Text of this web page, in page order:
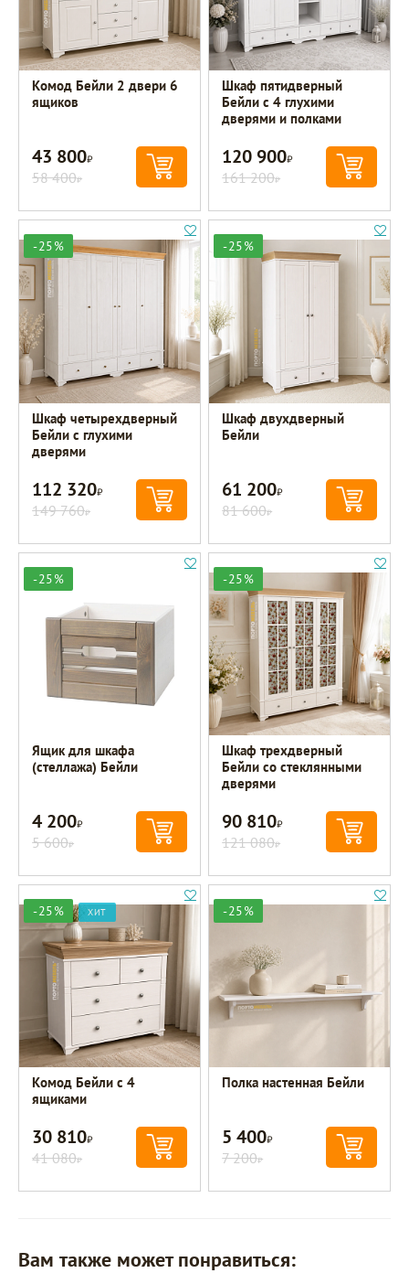
Комод Бейли 2 двери 6
ящиков
43 800Р
58 400Р
Шкаф пятидверный
Бейли с 4 глухими
дверями и полками
120 900Р
161 200Р
-25%
Шкаф четырехдверный
Бейли с глухими
дверями
112 320Р
149 760Р
-25%
Шкаф двухдверный
Бейли
61 200Р
81 600Р
-25%
Ящик для шкафа
(стеллажа) Бейли
4 200Р
5 600Р
-25%
Шкаф трехдверный
Бейли со стеклянными
дверями
90 810Р
121 080Р
-25% ХИТ
Комод Бейли с 4
ящиками
30 810Р
41 080Р
-25%
Полка настенная Бейли
5 400Р
7 200Р
Вам также может понравиться: